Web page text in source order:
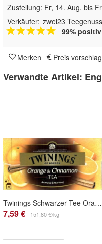
Zustellung: Fr, 14. Aug. bis
Verkäufer: zwei23
99% positiv
Merken Preis
Verwandte Artikel:
Twinings Schwarzer Tee Orange Zimt
7,59 € 151,80 €/kg